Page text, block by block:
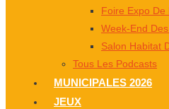
Foire Expo De
Week-End
Salon Habitat
Tous Les Podcasts
MUNICIPALES 2026
JEUX